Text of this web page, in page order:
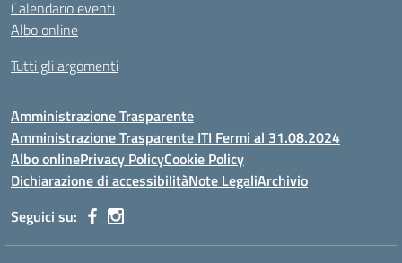
Calendario eventi
Albo online
Tutti gli argomenti
Amministrazione Trasparente
Amministrazione Trasparente ITI Fermi al 31.08.2024
Albo onlinePrivacy PolicyCookie Policy
Dichiarazione di accessibilitàNote LegaliArchivio
Seguici su: